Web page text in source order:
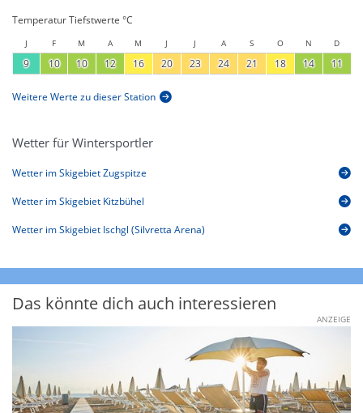
Temperatur Tiefstwerte °C
J F M A M J J A S O N D
9 10 10 12 16 20 23 24 21 18 14 11
Weitere Werte zu dieser Station
Wetter für Wintersportler
Wetter im Skigebiet Zugspitze
Wetter im Skigebiet Kitzbühel
Wetter im Skigebiet Ischgl (Silvretta Arena)
Das könnte dich auch interessieren
ANZEIGE